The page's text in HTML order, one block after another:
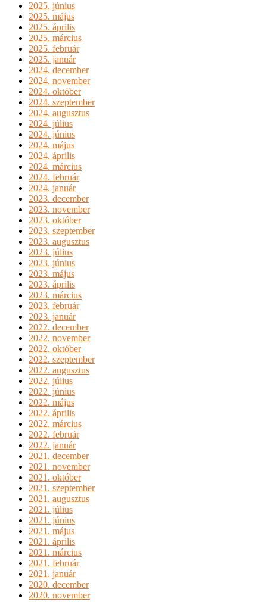
2025. június
2025. május
2025. április
2025. március
2025. február
2025. január
2024. december
2024. november
2024. október
2024. szeptember
2024. augusztus
2024. július
2024. június
2024. május
2024. április
2024. március
2024. február
2024. január
2023. december
2023. november
2023. október
2023. szeptember
2023. augusztus
2023. július
2023. június
2023. május
2023. április
2023. március
2023. február
2023. január
2022. december
2022. november
2022. október
2022. szeptember
2022. augusztus
2022. július
2022. június
2022. május
2022. április
2022. március
2022. február
2022. január
2021. december
2021. november
2021. október
2021. szeptember
2021. augusztus
2021. július
2021. június
2021. május
2021. április
2021. március
2021. február
2021. január
2020. december
2020. november